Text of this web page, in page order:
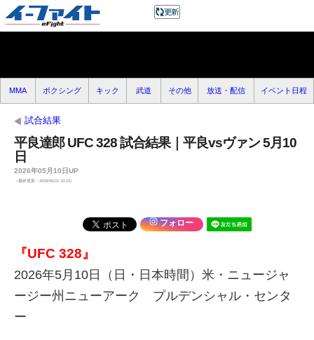
MMA ボクシング キック 武道 その他 放送・配信 イベント日程
試合結果
平良達郎 UFC 328 試合結果｜平良vsヴァン 5月10
日
2026年05月10日UP
（最終更新：2026/06/21 10:23）
フォロー
『UFC 328』
2026年5月10日（日・日本時間）米・ニュージャ
ージー州ニューアーク プルデンシャル・センタ
ー